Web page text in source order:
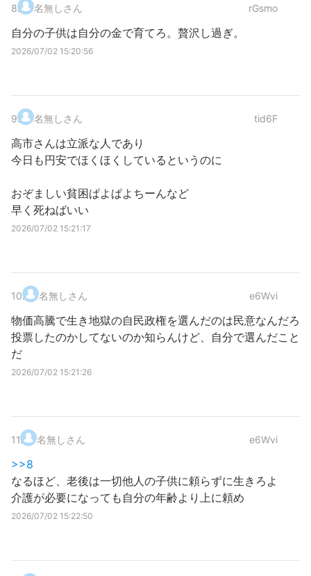
8. 名無しさん rGsmo
自分の子供は自分の金で育てろ。贅沢し過ぎ。
2026/07/02 15:20:56
9. 名無しさん tid6F
高市さんは立派な人であり
今日も円安でほくほくしているというのに
おぞましい貧困ぱよぱよちーんなど
早く死ねばいい
2026/07/02 15:21:17
10. 名無しさん e6Wvi
物価高騰で生き地獄の自民政権を選んだのは民意なんだろ
投票したのかしてないのか知らんけど、自分で選んだこと
だ
2026/07/02 15:21:26
11. 名無しさん e6Wvi
>>8
なるほど、老後は一切他人の子供に頼らずに生きろよ
介護が必要になっても自分の年齢より上に頼め
2026/07/02 15:22:50